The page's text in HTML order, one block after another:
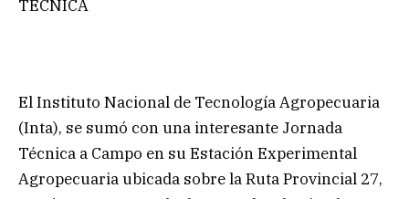
TÉCNICA
El Instituto Nacional de Tecnología Agropecuaria
(Inta), se sumó con una interesante Jornada
Técnica a Campo en su Estación Experimental
Agropecuaria ubicada sobre la Ruta Provincial 27,